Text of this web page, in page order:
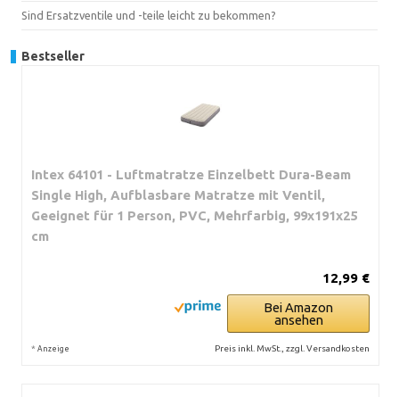
Sind Ersatzventile und -teile leicht zu bekommen?
Bestseller
Intex 64101 - Luftmatratze Einzelbett Dura-Beam
Single High, Aufblasbare Matratze mit Ventil,
Geeignet für 1 Person, PVC, Mehrfarbig, 99x191x25
cm
12,99 €
Bei Amazon
ansehen
* Anzeige Preis inkl. MwSt., zzgl. Versandkosten